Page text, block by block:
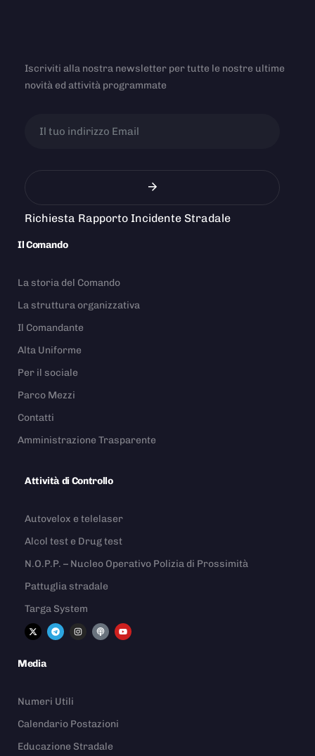
Iscriviti alla nostra newsletter per tutte le nostre ultime
novità ed attività programmate
Richiesta Rapporto Incidente Stradale
Il Comando
La storia del Comando
La struttura organizzativa
Il Comandante
Alta Uniforme
Per il sociale
Parco Mezzi
Contatti
Amministrazione Trasparente
Attività di Controllo
Autovelox e telelaser
Alcol test e Drug test
N.O.P.P. – Nucleo Operativo Polizia di Prossimità
Pattuglia stradale
Targa System
Media
Numeri Utili
Calendario Postazioni
Educazione Stradale